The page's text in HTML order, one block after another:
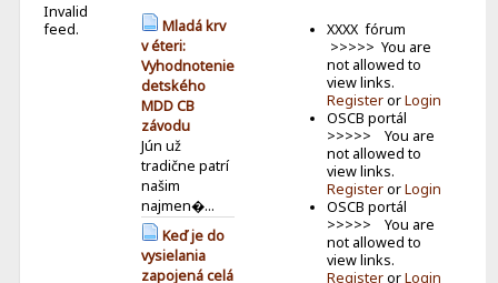
Invalid
feed.
Mladá krv
v éteri:
Vyhodnotenie
detského
MDD CB
závodu
Jún už
tradične patrí
našim
najmen�...
Keď je do
vysielania
zapojená celá
XXXX fórum
>>>>> You are
not allowed to
view links.
RegisterorLogin
OSCB portál
>>>>> You are
not allowed to
view links.
RegisterorLogin
OSCB portál
>>>>> You are
not allowed to
view links.
RegisterorLogin